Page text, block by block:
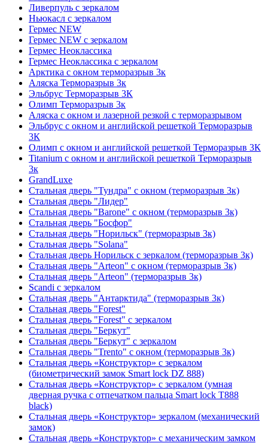
Ливерпуль с зеркалом
Ньюкасл с зеркалом
Гермес NEW
Гермес NEW с зеркалом
Гермес Неоклассика
Гермес Неоклассика с зеркалом
Арктика с окном терморазрыв 3к
Аляска Терморазрыв 3к
Эльбрус Терморазрыв 3К
Олимп Терморазрыв 3к
Аляска с окном и лазерной резкой с терморазрывом
Эльбрус с окном и английской решеткой Терморазрыв
3К
Олимп с окном и английской решеткой Терморазрыв 3К
Titanium с окном и английской решеткой Терморазрыв
3к
GrandLuxe
Стальная дверь "Тундра" с окном (терморазрыв 3к)
Стальная дверь "Лидер"
Стальная дверь "Barone" с окном (терморазрыв 3к)
Стальная дверь "Босфор"
Стальная дверь "Норильск" (терморазрыв 3к)
Стальная дверь "Solana"
Стальная дверь Норильск с зеркалом (терморазрыв 3к)
Стальная дверь "Arteon" с окном (терморазрыв 3к)
Стальная дверь "Arteon" (терморазрыв 3к)
Scandi с зеркалом
Стальная дверь "Антарктида" (терморазрыв 3к)
Стальная дверь "Forest"
Стальная дверь "Forest" с зеркалом
Стальная дверь "Беркут"
Стальная дверь "Беркут" с зеркалом
Стальная дверь "Trento" с окном (терморазрыв 3к)
Стальная дверь «Конструктор» с зеркалом
(биометрический замок Smart lock DZ 888)
Стальная дверь «Конструктор» с зеркалом (умная
дверная ручка с отпечатком пальца Smart lock T888
black)
Стальная дверь «Конструктор» зеркалом (механический
замок)
Стальная дверь «Конструктор» с механическим замком